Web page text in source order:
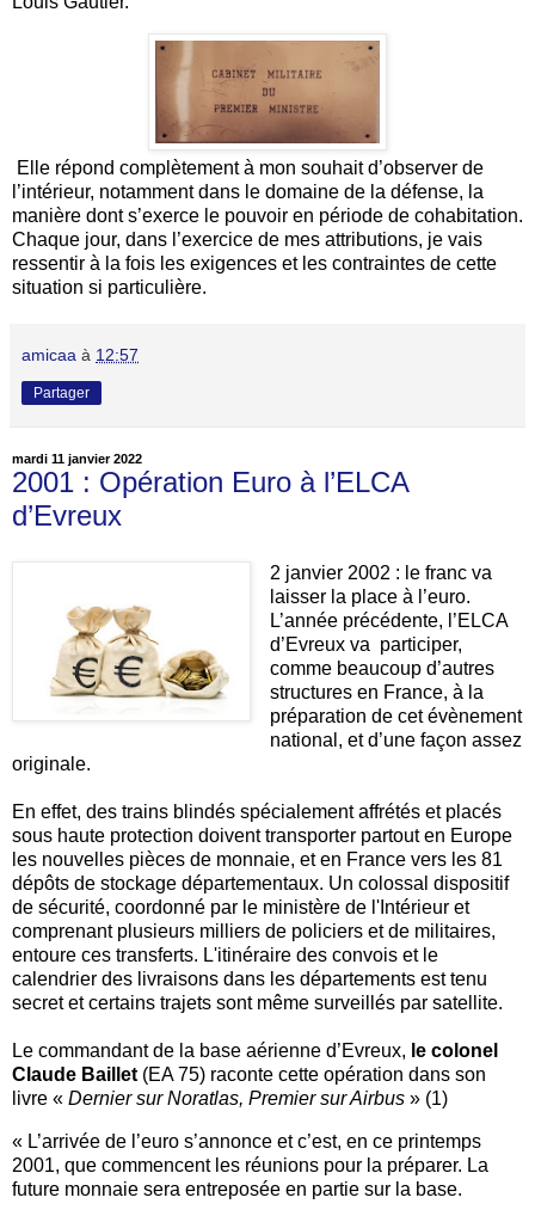
Elle répond complètement à mon souhait d’observer de
l’intérieur, notamment dans le domaine de la défense, la
manière dont s’exerce le pouvoir en période de cohabitation.
Chaque jour, dans l’exercice de mes attributions, je vais
ressentir à la fois les exigences et les contraintes de cette
situation si particulière.
amicaa à 12:57
Partager
mardi 11 janvier 2022
2001 : Opération Euro à l’ELCA
d’Evreux
2 janvier 2002 : le franc va
laisser la place à l’euro.
L’année précédente, l’ELCA
d’Evreux va participer,
comme beaucoup d’autres
structures en France, à la
préparation de cet évènement
national, et d’une façon assez
originale.
En effet, des trains blindés spécialement affrétés et placés
sous haute protection doivent transporter partout en Europe
les nouvelles pièces de monnaie, et en France vers les 81
dépôts de stockage départementaux. Un colossal dispositif
de sécurité, coordonné par le ministère de l'Intérieur et
comprenant plusieurs milliers de policiers et de militaires,
entoure ces transferts. L'itinéraire des convois et le
calendrier des livraisons dans les départements est tenu
secret et certains trajets sont même surveillés par satellite.
Le commandant de la base aérienne d’Evreux, le colonel
Claude Baillet (EA 75) raconte cette opération dans son
livre « Dernier sur Noratlas, Premier sur Airbus » (1)
« L’arrivée de l’euro s’annonce et c’est, en ce printemps
2001, que commencent les réunions pour la préparer. La
future monnaie sera entreposée en partie sur la base.